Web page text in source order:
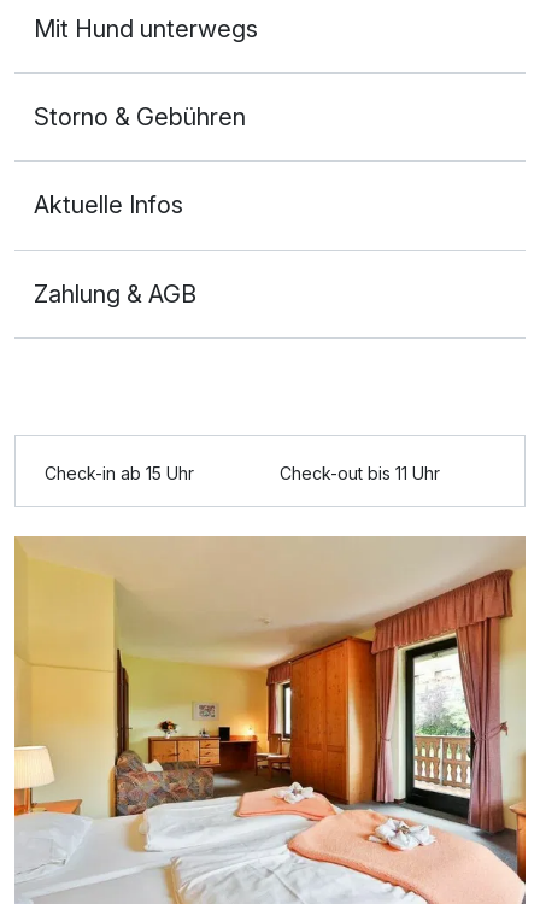
Für 3 Tage p.P. ab297,00 €
Doppelzimmer zur Einzelnutzung
Mit Hund unterwegs
Storno & Gebühren
Aktuelle Infos
Zahlung & AGB
Check-in ab 15 Uhr Check-out bis 11 Uhr